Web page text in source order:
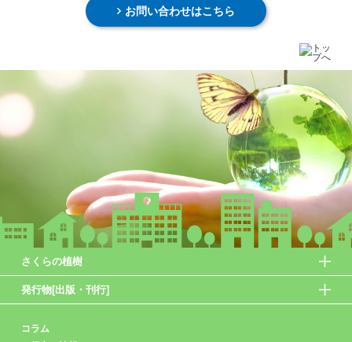
お問い合わせはこちら
さくらの植樹
発行物[出版・刊行]
コラム